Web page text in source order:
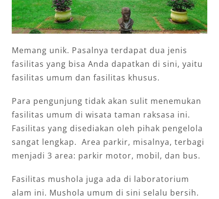
Memang unik. Pasalnya terdapat dua jenis
fasilitas yang bisa Anda dapatkan di sini, yaitu
fasilitas umum dan fasilitas khusus.
Para pengunjung tidak akan sulit menemukan
fasilitas umum di wisata taman raksasa ini.
Fasilitas yang disediakan oleh pihak pengelola
sangat lengkap. Area parkir, misalnya, terbagi
menjadi 3 area: parkir motor, mobil, dan bus.
Fasilitas mushola juga ada di laboratorium
alam ini. Mushola umum di sini selalu bersih.